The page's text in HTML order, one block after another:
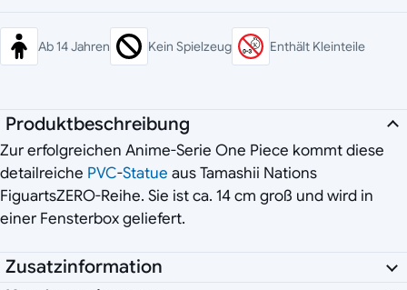
Ab 14 Jahren Kein Spielzeug Enthält Kleinteile
Produktbeschreibung
Zur erfolgreichen Anime-Serie One Piece kommt diese
detailreiche PVC-Statue aus Tamashii Nations
FiguartsZERO-Reihe. Sie ist ca. 14 cm groß und wird in
einer Fensterbox geliefert.
Zusatzinformation